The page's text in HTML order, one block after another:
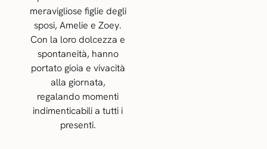
meravigliose figlie degli
sposi, Amelie e Zoey.
Con la loro dolcezza e
spontaneità, hanno
portato gioia e vivacità
alla giornata,
regalando momenti
indimenticabili a tutti i
presenti.